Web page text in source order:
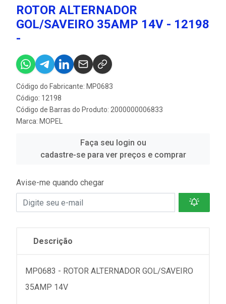
ROTOR ALTERNADOR
GOL/SAVEIRO 35AMP 14V - 12198
-
Código do Fabricante: MP0683
Código: 12198
Código de Barras do Produto: 2000000006833
Marca: MOPEL
Faça seu login ou
cadastre-se para ver preços e comprar
Avise-me quando chegar
Descrição
MP0683 - ROTOR ALTERNADOR GOL/SAVEIRO
35AMP 14V